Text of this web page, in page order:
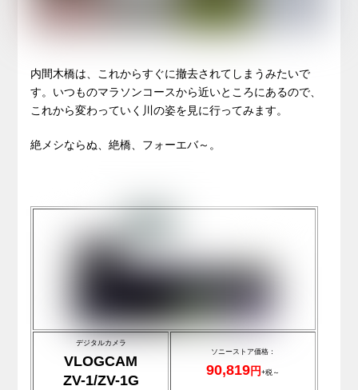
内間木橋は、これからすぐに撤去されてしまうみたいで
す。いつものマラソンコースから近いところにあるので、
これから変わっていく川の姿を見に行ってみます。
絶メシならぬ、絶橋、フォーエバ～。
デジタルカメラ
VLOGCAM
ZV-1/ZV-1G
ソニーストア価格：
90,819円+税～